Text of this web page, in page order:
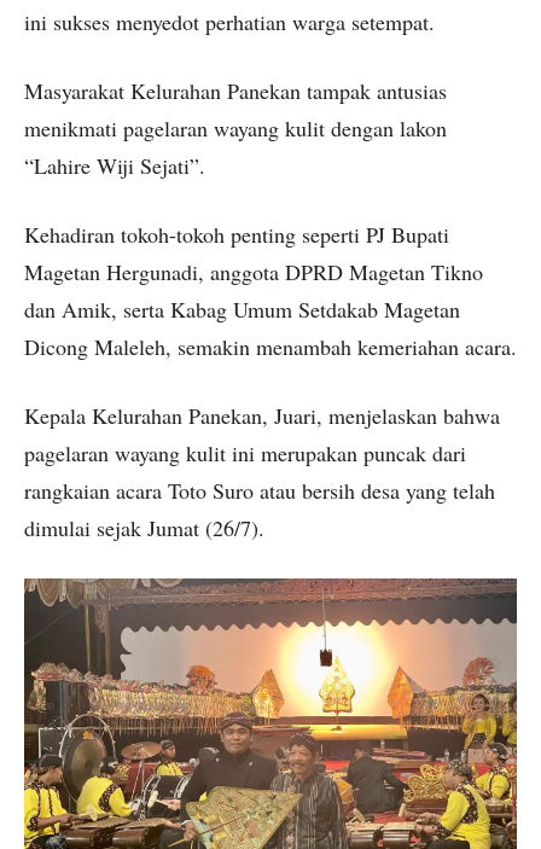
ini sukses menyedot perhatian warga setempat.
Masyarakat Kelurahan Panekan tampak antusias
menikmati pagelaran wayang kulit dengan lakon
“Lahire Wiji Sejati”.
Kehadiran tokoh-tokoh penting seperti PJ Bupati
Magetan Hergunadi, anggota DPRD Magetan Tikno
dan Amik, serta Kabag Umum Setdakab Magetan
Dicong Maleleh, semakin menambah kemeriahan acara.
Kepala Kelurahan Panekan, Juari, menjelaskan bahwa
pagelaran wayang kulit ini merupakan puncak dari
rangkaian acara Toto Suro atau bersih desa yang telah
dimulai sejak Jumat (26/7).